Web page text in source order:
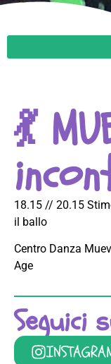
💃​
18.15 // 20.15
il ballo
Centro Danza
Age
Seguici